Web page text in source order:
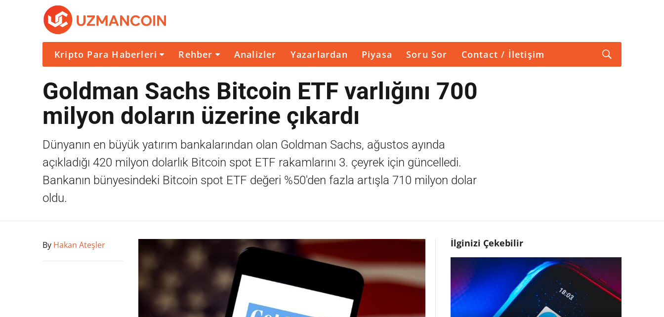
Kripto Para Haberleri Rehber Analizler Yazarlardan Piyasa Soru Sor Contact / İletişim
Goldman Sachs Bitcoin ETF varlığını 700
milyon doların üzerine çıkardı
Dünyanın en büyük yatırım bankalarından olan Goldman Sachs, ağustos ayında
açıkladığı 420 milyon dolarlık Bitcoin spot ETF rakamlarını 3. çeyrek için güncelledi.
Bankanın bünyesindeki Bitcoin spot ETF değeri %50'den fazla artışla 710 milyon dolar
oldu.
By Hakan Ateşler İlginizi Çekebilir